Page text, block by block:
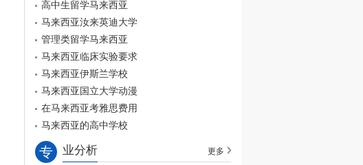
高中生留学马来西亚
马来西亚汝来英迪大学
管理类留学马来西亚
马来西亚临床实验要求
马来西亚伊斯兰学校
马来西亚国立大学动漫
在马来西亚考雅思费用
马来西亚的高中学校
专 业分析 更多